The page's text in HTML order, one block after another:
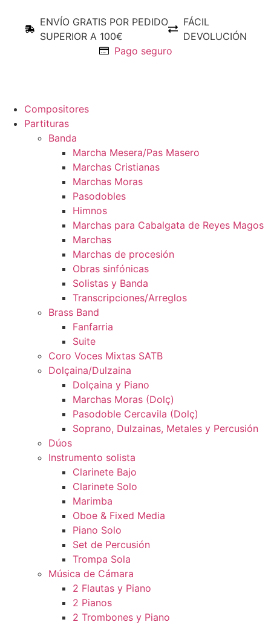
ENVÍO GRATIS POR PEDIDO
SUPERIOR A 100€
FÁCIL
DEVOLUCIÓN
Pago seguro
Compositores
Partituras
Banda
Marcha Mesera/Pas Masero
Marchas Cristianas
Marchas Moras
Pasodobles
Himnos
Marchas para Cabalgata de Reyes Magos
Marchas
Marchas de procesión
Obras sinfónicas
Solistas y Banda
Transcripciones/Arreglos
Brass Band
Fanfarria
Suite
Coro Voces Mixtas SATB
Dolçaina/Dulzaina
Dolçaina y Piano
Marchas Moras (Dolç)
Pasodoble Cercavila (Dolç)
Soprano, Dulzainas, Metales y Percusión
Dúos
Instrumento solista
Clarinete Bajo
Clarinete Solo
Marimba
Oboe & Fixed Media
Piano Solo
Set de Percusión
Trompa Sola
Música de Cámara
2 Flautas y Piano
2 Pianos
2 Trombones y Piano